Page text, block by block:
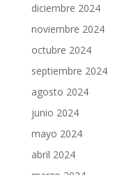
diciembre 2024
noviembre 2024
octubre 2024
septiembre 2024
agosto 2024
junio 2024
mayo 2024
abril 2024